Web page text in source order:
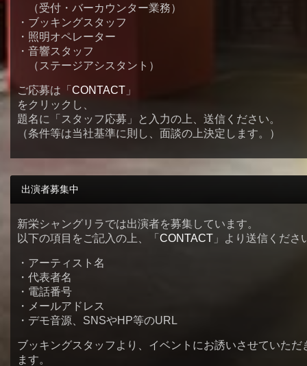
（受付・バーカウンター業務）
・ブッキングスタッフ
・照明オペレーター
・音響スタッフ
（ステージアシスタント）
ご応募は「 CONTACT」
をクリックし、
題名に「スタッフ応募」と入力の上、送信ください。
（条件等は当社基準に則し、面談の上決定します。）
出演者募集中
新栄シャングリラでは出演者を募集しています。
以下の項目をご記入の上、「 CONTACT」より送信くださ
・アーティスト名
・代表者名
・電話番号
・メールアドレス
・デモ音源、SNSやHP等のURL
ブッキングスタッフより、イベントにお誘いさせていただ
ます。